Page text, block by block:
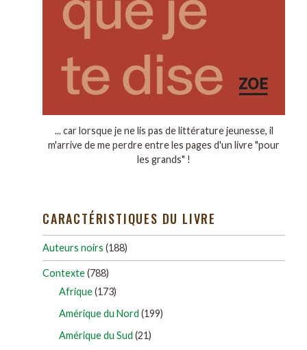
... car lorsque je ne lis pas de littérature jeunesse, il
m'arrive de me perdre entre les pages d'un livre "pour
les grands" !
CARACTÉRISTIQUES DU LIVRE
Auteurs noirs (188)
Contexte(788)
Afrique(173)
Amérique du Nord (199)
Amérique du Sud (21)